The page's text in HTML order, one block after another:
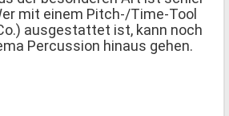
mit einem Pitch-/Time-Tool
ausgestattet ist, kann noch
Percussion hinaus gehen.